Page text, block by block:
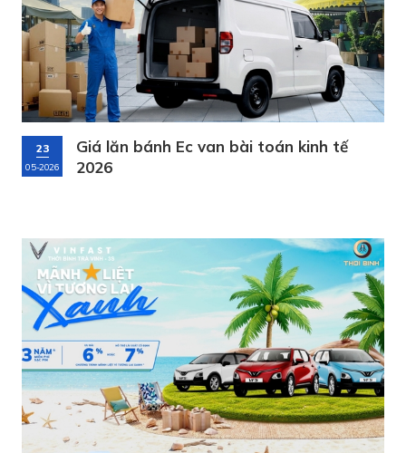
23
05-2026
Giá lăn bánh Ec van bài toán kinh tế
2026